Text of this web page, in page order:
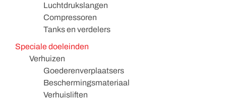
Luchtdrukslangen
Compressoren
Tanks en verdelers
Speciale doeleinden
Verhuizen
Goederenverplaatsers
Beschermingsmateriaal
Verhuisliften